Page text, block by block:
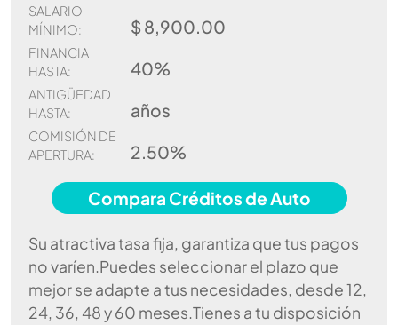
SALARIO
MÍNIMO:
$ 8,900.00
FINANCIA
HASTA:
40%
ANTIGÜEDAD
HASTA:
años
COMISIÓN DE
APERTURA:
2.50%
Compara Créditos de Auto
Su atractiva tasa fija, garantiza que tus pagos
no varíen.Puedes seleccionar el plazo que
mejor se adapte a tus necesidades, desde 12,
24, 36, 48 y 60 meses.Tienes a tu disposición